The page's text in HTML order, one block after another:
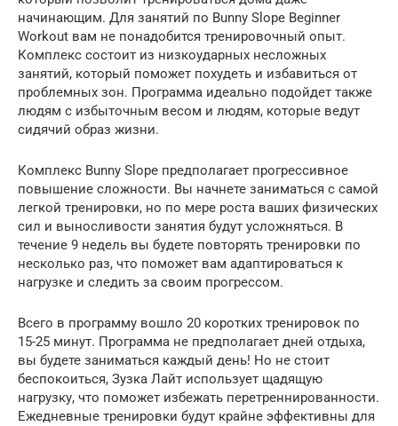
начинающим. Для занятий по Bunny Slope Beginner
Workout вам не понадобится тренировочный опыт.
Комплекс состоит из низкоударных несложных
занятий, который поможет похудеть и избавиться от
проблемных зон. Программа идеально подойдет также
людям с избыточным весом и людям, которые ведут
сидячий образ жизни.
Комплекс Bunny Slope предполагает прогрессивное
повышение сложности. Вы начнете заниматься с самой
легкой тренировки, но по мере роста ваших физических
сил и выносливости занятия будут усложняться. В
течение 9 недель вы будете повторять тренировки по
несколько раз, что поможет вам адаптироваться к
нагрузке и следить за своим прогрессом.
Всего в программу вошло 20 коротких тренировок по
15-25 минут. Программа не предполагает дней отдыха,
вы будете заниматься каждый день! Но не стоит
беспокоиться, Зузка Лайт использует щадящую
нагрузку, что поможет избежать перетреннированности.
Ежедневные тренировки будут крайне эффективны для